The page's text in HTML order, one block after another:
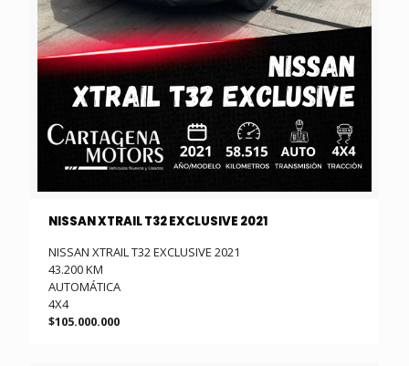
NISSAN XTRAIL T32 EXCLUSIVE 2021
NISSAN XTRAIL T32 EXCLUSIVE 2021
43.200 KM
AUTOMÁTICA
4X4
$105.000.000